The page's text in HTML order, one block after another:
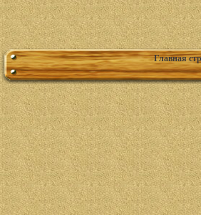
Главная